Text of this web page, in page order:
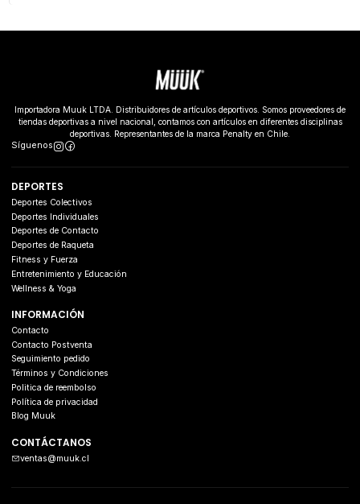
Importadora Muuk LTDA. Distribuidores de artículos deportivos. Somos proveedores de
tiendas deportivas a nivel nacional, contamos con artículos en diferentes disciplinas
deportivas. Representantes de la marca Penalty en Chile.
Síguenos
DEPORTES
Deportes Colectivos
Deportes Individuales
Deportes de Contacto
Deportes de Raqueta
Fitness y Fuerza
Entretenimiento y Educación
Wellness & Yoga
INFORMACIÓN
Contacto
Contacto Postventa
Seguimiento pedido
Términos y Condiciones
Politica de reembolso
Política de privacidad
Blog Muuk
CONTÁCTANOS
ventas@muuk.cl